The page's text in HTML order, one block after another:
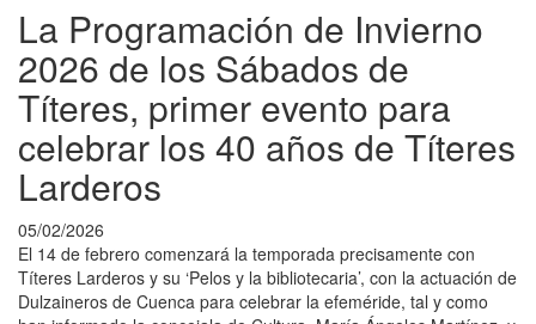
La Programación de Invierno
2026 de los Sábados de
Títeres, primer evento para
celebrar los 40 años de Títeres
Larderos
05/02/2026
El 14 de febrero comenzará la temporada precisamente con
Títeres Larderos y su ‘Pelos y la bibliotecaria’, con la actuación de
Dulzaineros de Cuenca para celebrar la efeméride, tal y como